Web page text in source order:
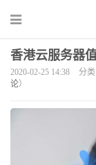
香港云服务器
2020-02-25 14:38 分类
论）